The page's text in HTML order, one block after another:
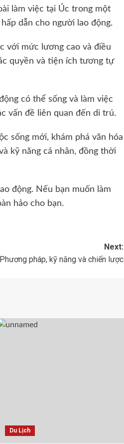
làm việc tại Úc trong một
dẫn cho người lao động.
với mức lương cao và điều
quyền và tiện ích tương tự
có thể sống và làm việc
vấn đề liên quan đến di trú.
sống mới, khám phá văn hóa
kỹ năng cá nhân, đồng thời
động. Nếu bạn muốn làm
hảo cho bạn.
Next:
pháp, kỹ năng và chiến lược
Du Lịch